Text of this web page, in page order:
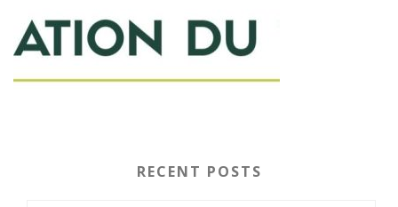
RECENT POSTS